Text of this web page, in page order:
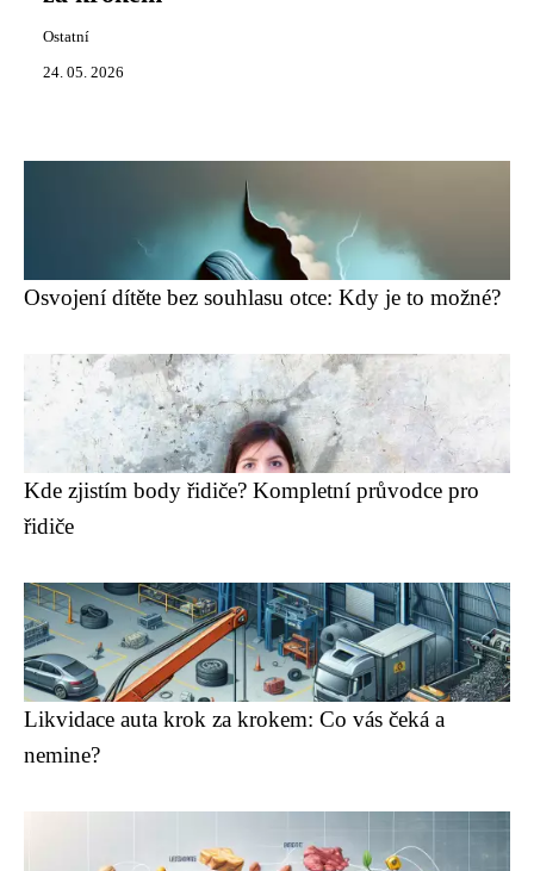
Ostatní
24. 05. 2026
Osvojení dítěte bez souhlasu otce: Kdy je to možné?
Kde zjistím body řidiče? Kompletní průvodce pro
řidiče
Likvidace auta krok za krokem: Co vás čeká a
nemine?